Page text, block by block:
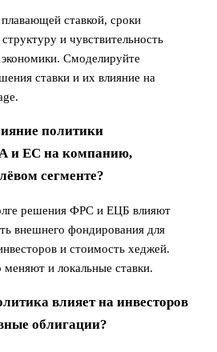
ставкой, сроки
и чувствительность
Смоделируйте
ставки и их влияние на
политики
и ЕС на компанию,
сегменте?
решения ФРС и ЕЦБ влияют
внешнего фондирования для
и стоимость хеджей.
и локальные ставки.
влияет на инвесторов
облигации?